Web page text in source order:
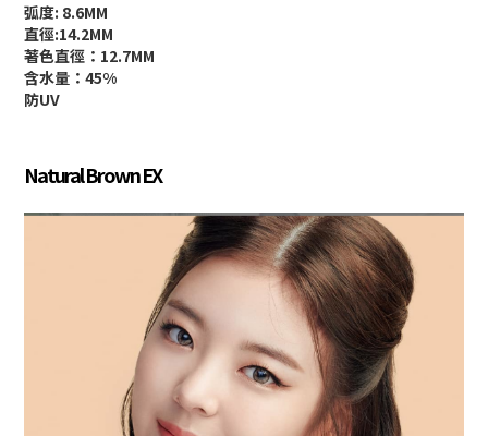
弧度: 8.6MM
直徑:14.2MM
著色直徑：12.7MM
含水量：45%
防UV
Natural Brown EX